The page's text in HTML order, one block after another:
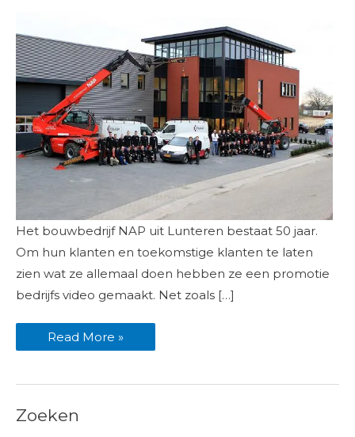
Het bouwbedrijf NAP uit Lunteren bestaat 50 jaar.
Om hun klanten en toekomstige klanten te laten
zien wat ze allemaal doen hebben ze een promotie
bedrijfs video gemaakt. Net zoals […]
Bouwbedrijf
NAP
voiceover
voor
video
Read More »
Zoeken